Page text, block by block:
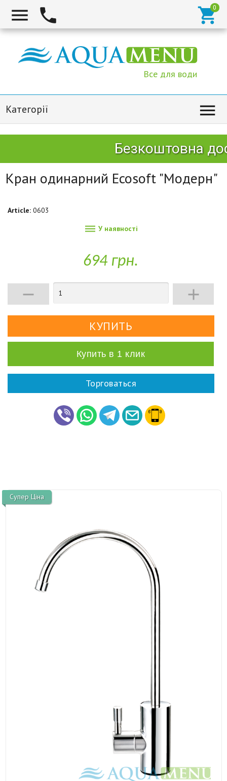
  
Все для води
Категорії 
Безкоштовна
Кран одинарний Ecosoft "Модерн"
Article: 0603
 У наявності
694 грн.
 
Купить в 1 клик
Торговаться
Супер Ціна